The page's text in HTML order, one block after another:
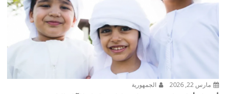
مارس 22, 2026 الجمهورية